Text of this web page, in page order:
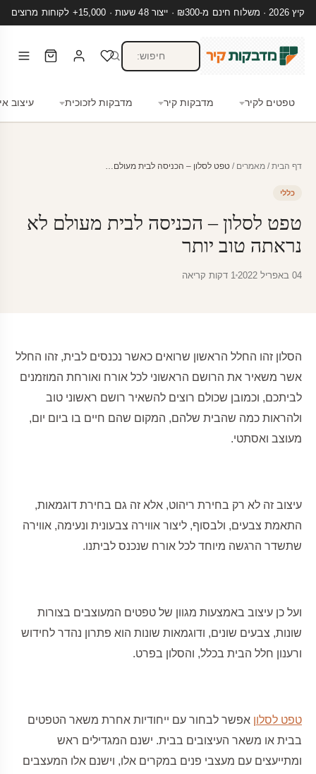
קיץ 2026 · משלוח חינם מ-₪300 · ייצור 48 שעות · 15,000+ לקוחות מרוצים
טפטים לקיר מדבקות קיר מדבקות לזכוכית עיצוב
דף הבית / מאמרים / טפט לסלון – הכניסה לבית מעולם…
כללי
טפט לסלון – הכניסה לבית מעולם לא
נראתה טוב יותר
04 באפריל 2022 1 דקות קריאה
הסלון זהו החלל הראשון שרואים כאשר נכנסים לבית, זהו החלל
אשר משאיר את הרושם הראשוני לכל אורח ואורחת המוזמנים
לביתכם, וכמובן שכולם רוצים להשאיר רושם ראשוני טוב
ולהראות כמה שהבית שלהם, המקום שהם חיים בו ביום יום,
מעוצב ואסתטי.
עיצוב זה לא רק בחירת ריהוט, אלא זה גם בחירת דוגמאות,
התאמת צבעים, ולבסוף, ליצור אווירה צבעונית ונעימה, אווירה
שתשדר הרגשה מיוחד לכל אורח שנכנס לביתנו.
ועל כן עיצוב באמצעות מגוון של טפטים המעוצבים בצורות
שונות, צבעים שונים, ודוגמאות שונות הוא פתרון נהדר לחידוש
ורענון חלל הבית בכלל, והסלון בפרט.
טפט לסלון אפשר לבחור עם ייחודיות אחרת משאר הטפטים
בבית או משאר העיצובים בבית. ישנם המגדילים ראש
ומתייעצים עם מעצבי פנים במקרים אלו, וישנם אלו המעצבים